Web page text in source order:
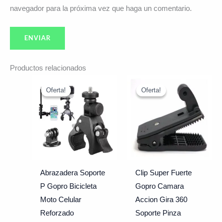
navegador para la próxima vez que haga un comentario.
Productos relacionados
Oferta!
Oferta!
Abrazadera Soporte
P Gopro Bicicleta
Moto Celular
Reforzado
precio
original
era:
$17.991.
precio
actual
es:
$15.990.
Oferta!
Oferta!
Clip Super Fuerte
Gopro Camara
Accion Gira 360
Soporte Pinza
precio
original
$7.990.
precio
actual
es:
$6.990.